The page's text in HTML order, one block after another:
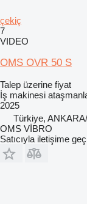
çekiç
7
VIDEO
OMS OVR 50 S
Talep üzerine fiyat
İş makinesi
2025
Türkiye,
OMS VİBRO
Satıcıyla iletişime geç